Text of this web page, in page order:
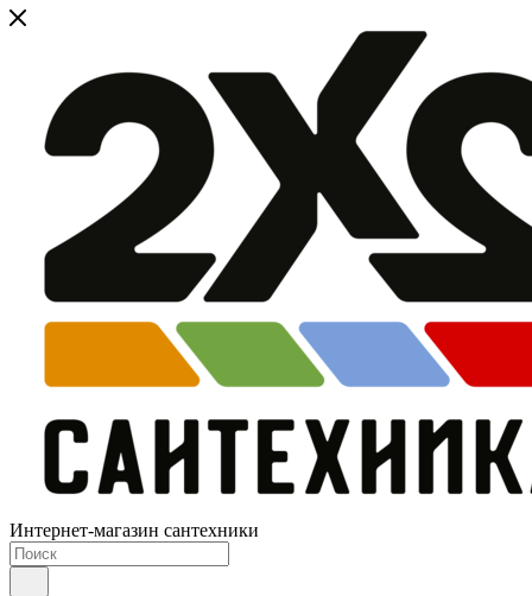
Интернет-магазин сантехники